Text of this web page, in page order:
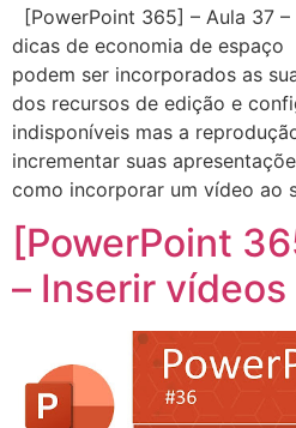
[PowerPoint 365] – Aula 37
dicas de economia de
podem ser incorporados as
dos recursos de edição e
indisponíveis mas a
incrementar suas
como incorporar um vídeo ao
[PowerPoint
– Inserir vídeos